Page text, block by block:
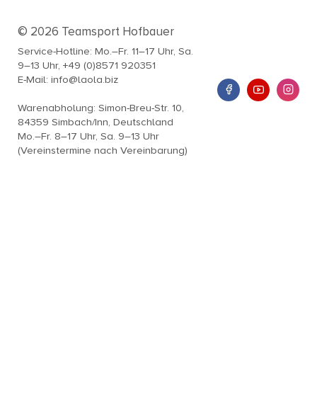
© 2026 Teamsport Hofbauer
Service-Hotline: Mo.–Fr. 11–17 Uhr, Sa.
9–13 Uhr, +49 (0)8571 920351
E-Mail: info@laola.biz
Warenabholung: Simon-Breu-Str. 10,
84359 Simbach/Inn, Deutschland
Mo.–Fr. 8–17 Uhr, Sa. 9–13 Uhr
(Vereinstermine nach Vereinbarung)